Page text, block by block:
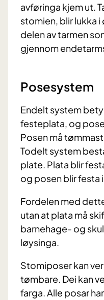
avføringa kjem ut.
stomien, blir lukka
delen av tarmen
gjennom
Posesystem
Endelt system
festeplata, og
Posen må
Todelt system
plate. Plata blir
og posen blir festa
Fordelen med
utan at plata må
barnehage- og
løysinga.
Stomiposer kan
tømbare. Dei kan
farga. Alle posar